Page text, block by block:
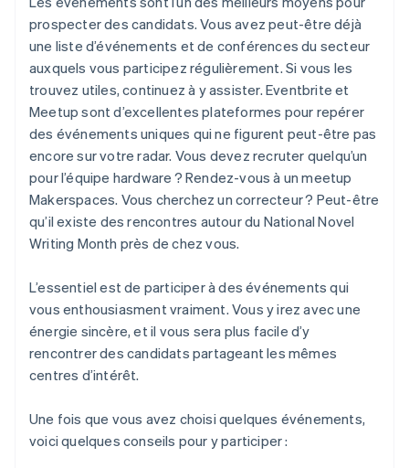
prospecter des candidats. Vous avez peut-être déjà
une liste d’événements et de conférences du secteur
auxquels vous participez régulièrement. Si vous les
trouvez utiles, continuez à y assister. Eventbrite et
Meetup sont d’excellentes plateformes pour repérer
des événements uniques qui ne figurent peut-être pas
encore sur votre radar. Vous devez recruter quelqu’un
pour l’équipe hardware ? Rendez-vous à un meetup
Makerspaces. Vous cherchez un correcteur ? Peut-être
qu’il existe des rencontres autour du National Novel
Writing Month près de chez vous.
L’essentiel est de participer à des événements qui
vous enthousiasment vraiment. Vous y irez avec une
énergie sincère, et il vous sera plus facile d’y
rencontrer des candidats partageant les mêmes
centres d’intérêt.
Une fois que vous avez choisi quelques événements,
voici quelques conseils pour y participer :